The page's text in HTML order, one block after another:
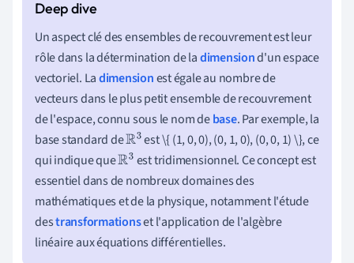
Un aspect clé des ensembles de recouvrement est leur
rôle dans la détermination de ladimensiond'un espace
vectoriel. Ladimensionest égale au nombre de
vecteurs dans le plus petit ensemble de recouvrement
de l'espace, connu sous le nom debase. Par exemple, la
base standard deR3 est \{ (1, 0, 0), (0, 1, 0), (0, 0, 1) \}, ce
qui indique queR3 est tridimensionnel. Ce concept est
essentiel dans de nombreux domaines des
mathématiques et de la physique, notamment l'étude
destransformationset l'application de l'algèbre
linéaire aux équations différentielles.